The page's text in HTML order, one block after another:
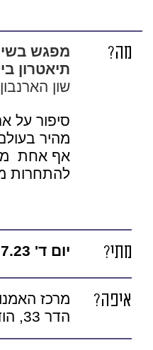
מה?
מפגש
תיאטרון
שון הארנבון
סיפור על
מהיר
אף אחת
להתחרות
מתי? יום ד' 19.7.23 | בשעה 17:00
איפה?
מרכז
הדר 33, הוד השרון